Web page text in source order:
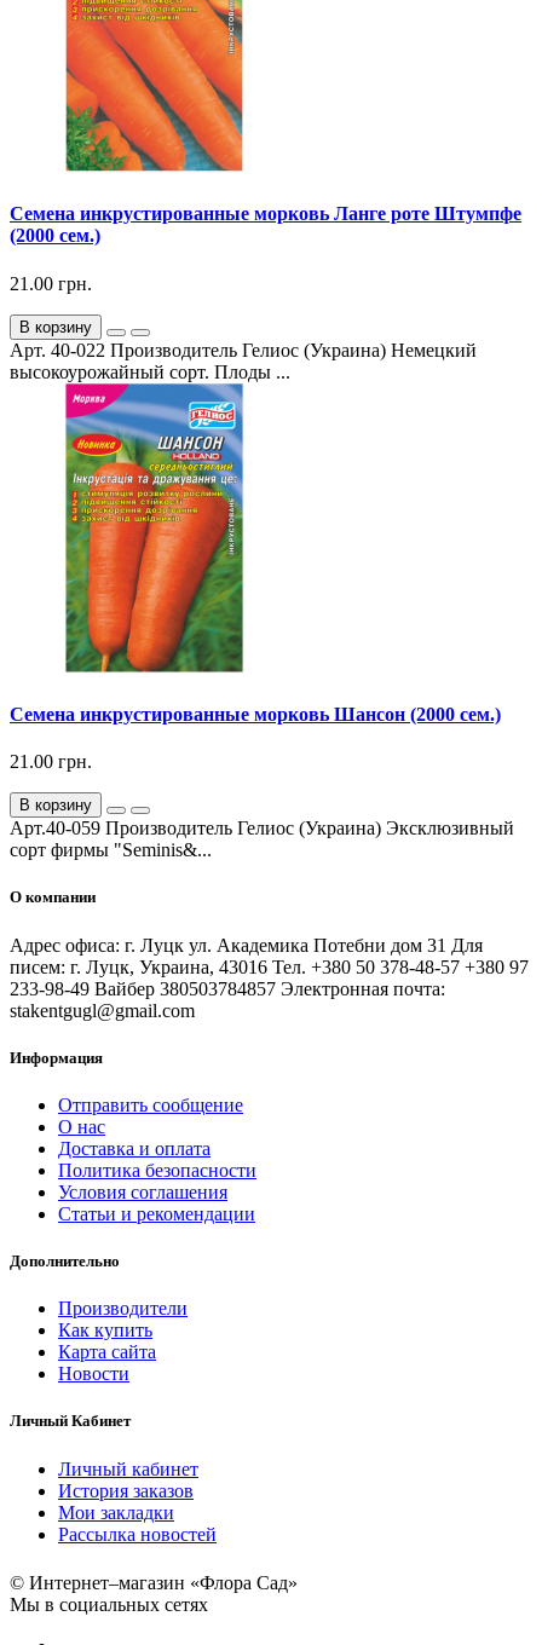
Семена инкрустированные морковь Ланге роте Штумпфе
(2000 сем.)
21.00 грн.
В корзину
Арт. 40-022 Производитель Гелиос (Украина) Немецкий
высокоурожайный сорт. Плоды ...
Семена инкрустированные морковь Шансон (2000 сем.)
21.00 грн.
В корзину
Арт.40-059 Производитель Гелиос (Украина) Эксклюзивный
сорт фирмы "Seminis&...
О компании
Адрес офиса: г. Луцк ул. Академика Потебни дом 31 Для
писем: г. Луцк, Украина, 43016 Тел. +380 50 378-48-57 +380 97
233-98-49 Вайбер 380503784857 Электронная почта:
stakentgugl@gmail.com
Информация
Отправить сообщение
О нас
Доставка и оплата
Политика безопасности
Условия соглашения
Статьи и рекомендации
Дополнительно
Производители
Как купить
Карта сайта
Новости
Личный Кабинет
Личный кабинет
История заказов
Мои закладки
Рассылка новостей
© Интернет–магазин «Флора Сад»
Мы в социальных сетях